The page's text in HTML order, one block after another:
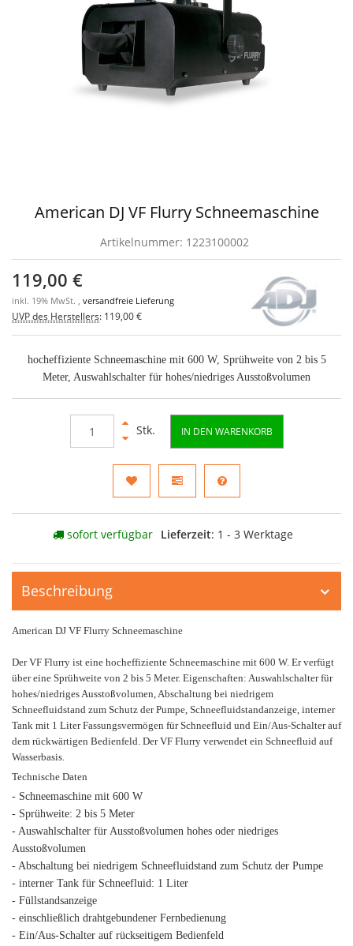
American DJ VF Flurry Schneemaschine
Artikelnummer: 1223100002
119,00 €
inkl. 19% MwSt. , versandfreie Lieferung
UVP des Herstellers: 119,00 €
hocheffiziente Schneemaschine mit 600 W, Sprühweite von 2 bis 5
Meter, Auswahlschalter für hohes/niedriges Ausstoßvolumen
Stk. IN DEN WARENKORB
sofort verfügbar Lieferzeit: 1 - 3 Werktage
Beschreibung
American DJ VF Flurry Schneemaschine
Der VF Flurry ist eine hocheffiziente Schneemaschine mit 600 W. Er verfügt
über eine Sprühweite von 2 bis 5 Meter. Eigenschaften: Auswahlschalter für
hohes/niedriges Ausstoßvolumen, Abschaltung bei niedrigem
Schneefluidstand zum Schutz der Pumpe, Schneefluidstandanzeige, interner
Tank mit 1 Liter Fassungsvermögen für Schneefluid und Ein/Aus-Schalter auf
dem rückwärtigen Bedienfeld. Der VF Flurry verwendet ein Schneefluid auf
Wasserbasis.
Technische Daten
- Schneemaschine mit 600 W
- Sprühweite: 2 bis 5 Meter
- Auswahlschalter für Ausstoßvolumen hohes oder niedriges
Ausstoßvolumen
- Abschaltung bei niedrigem Schneefluidstand zum Schutz der Pumpe
- interner Tank für Schneefluid: 1 Liter
- Füllstandsanzeige
- einschließlich drahtgebundener Fernbedienung
- Ein/Aus-Schalter auf rückseitigem Bedienfeld